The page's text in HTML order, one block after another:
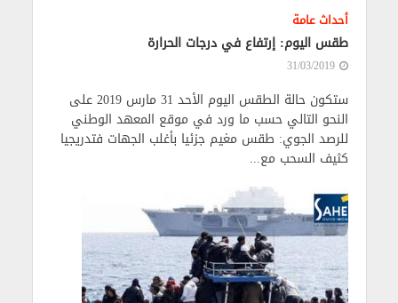
أحداث عامة
طقس اليوم: إرتفاع في درجات الحرارة
31/03/2019
ستكون حالة الطقس اليوم الأحد 31 مارس 2019 على
النحو التالي حسب ما ورد في موقع المعهد الوطني
للرصد الجوي: طقس مغيم جزئيا بأغلب الجهات فتدريجيا
كثيف السحب مع...